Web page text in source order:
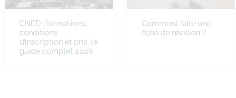
CNED : formations,
conditions
d’inscription et prix, le
guide complet 2026
Comment faire une
fiche de révision ?